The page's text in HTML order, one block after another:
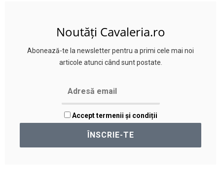
Noutăți Cavaleria.ro
Abonează-te la newsletter pentru a primi cele mai noi
articole atunci când sunt postate.
Accept termenii și condiții